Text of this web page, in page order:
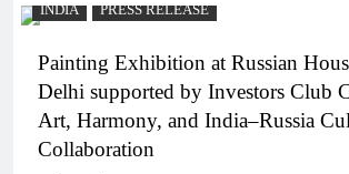
INDIA PRESS RELEASE
Painting Exhibition at Russian
Delhi supported by Investors Club
Art, Harmony, and India–Russia
Collaboration